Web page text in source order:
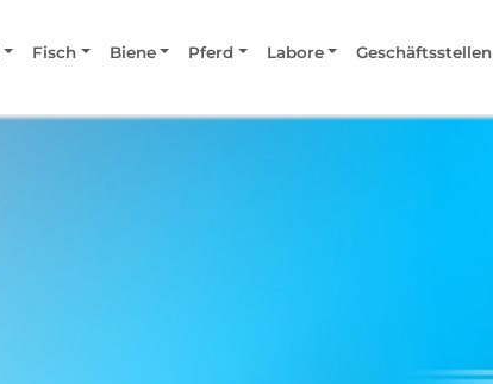
Fisch Biene Pferd Labore Geschäftsstellen